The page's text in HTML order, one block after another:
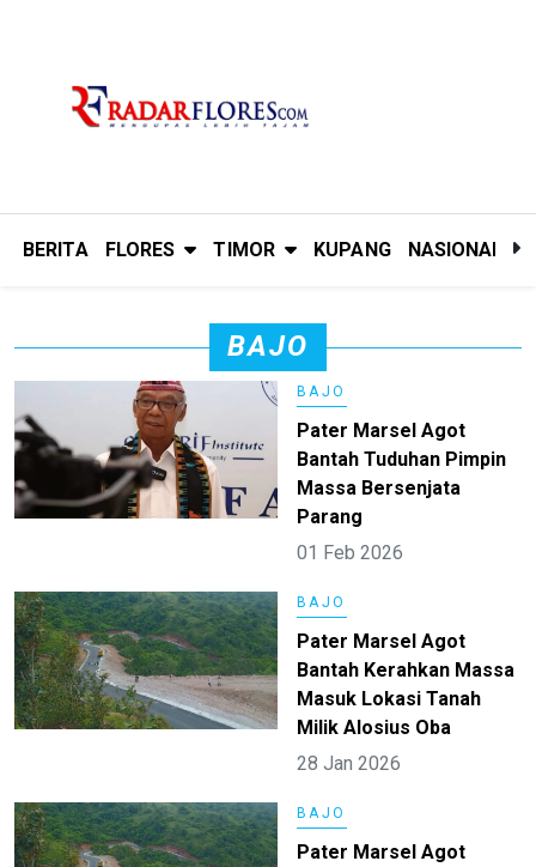
BERITA FLORES TIMOR KUPANG NASIONAL
BAJO
BAJO
Pater Marsel Agot
Bantah Tuduhan Pimpin
Massa Bersenjata
Parang
01 Feb 2026
BAJO
Pater Marsel Agot
Bantah Kerahkan Massa
Masuk Lokasi Tanah
Milik Alosius Oba
28 Jan 2026
BAJO
Pater Marsel Agot